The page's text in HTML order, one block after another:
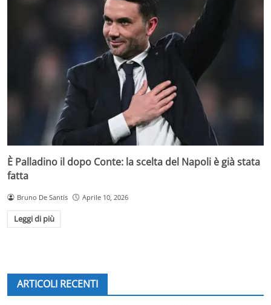
È Palladino il dopo Conte: la scelta del Napoli è già stata
fatta
Bruno De Santis Aprile 10, 2026
Leggi di più
ARTICOLI RECENTI